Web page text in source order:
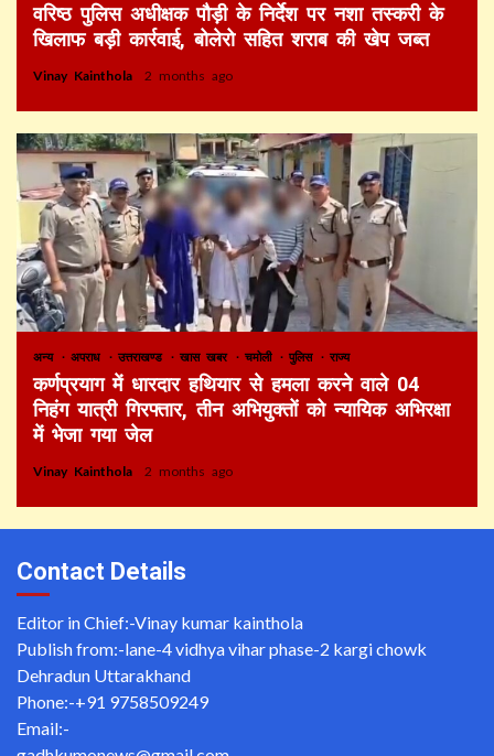
वरिष्ठ पुलिस अधीक्षक पौड़ी के निर्देश पर नशा तस्करी के
खिलाफ बड़ी कार्रवाई, बोलेरो सहित शराब की खेप जब्त
Vinay Kainthola 2 months ago
अन्य अपराध उत्तराखण्ड खास खबर चमोली पुलिस राज्य
कर्णप्रयाग में धारदार हथियार से हमला करने वाले 04
निहंग यात्री गिरफ्तार, तीन अभियुक्तों को न्यायिक अभिरक्षा
में भेजा गया जेल
Vinay Kainthola 2 months ago
Contact Details
Editor in Chief:-Vinay kumar kainthola
Publish from:-lane-4 vidhya vihar phase-2 kargi chowk
Dehradun Uttarakhand
Phone:-+91 9758509249
Email:-